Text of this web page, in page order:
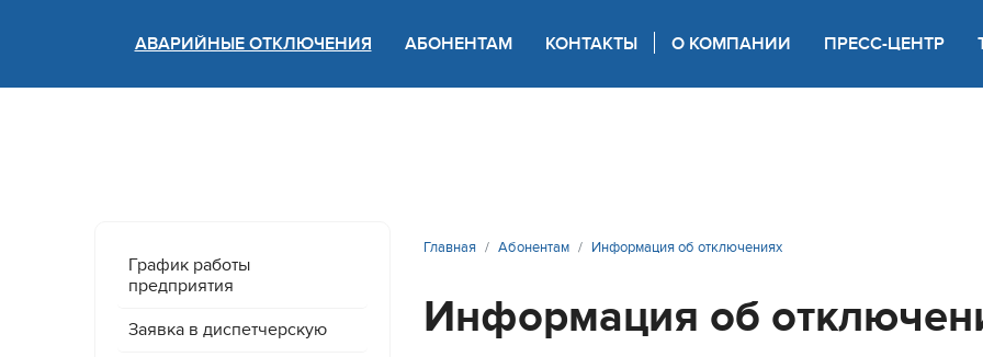
Версия для слабовидящих
АВАРИЙНЫЕ ОТКЛЮЧЕНИЯ АБОНЕНТАМ КОНТАКТЫ О КОМПАНИИ ПРЕСС-ЦЕНТР
График работы
предприятия
Заявка в диспетчерскую
Главная Абонентам Информация об отключениях
Информация об